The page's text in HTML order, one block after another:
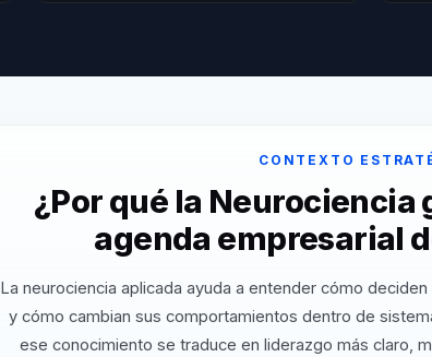
CONTEXTO
¿Por qué la Neurociencia
agenda empresarial
La neurociencia aplicada ayuda a entender cómo
y cómo cambian sus comportamientos dentro de
ese conocimiento se traduce en liderazgo más claro,